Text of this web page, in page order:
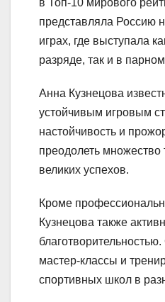
представляла Россию
играх, где выступала
разряде, так и в
Анна Кузнецова
устойчивым игровым
настойчивость и
преодолеть множество
великих успехов.
Кроме
Кузнецова также
мастер-классы и
спортивных школ в